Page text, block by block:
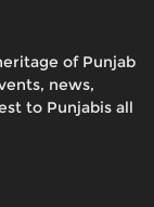
of Punjab
news,
to Punjabis all